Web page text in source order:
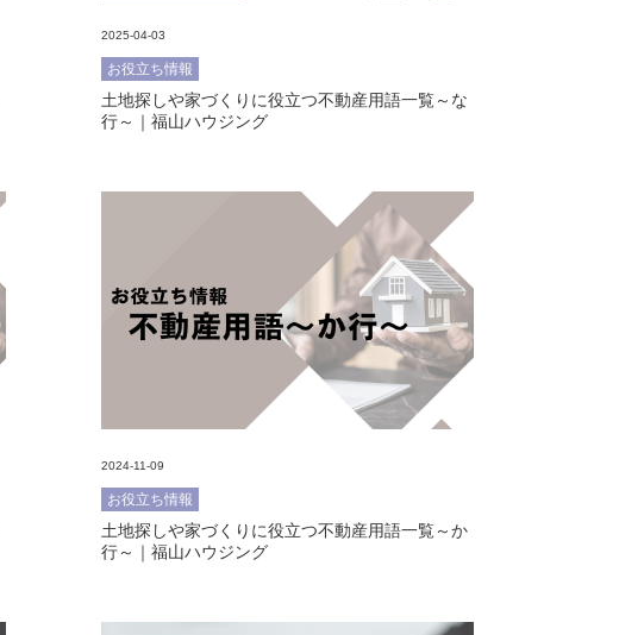
2025-04-03
お役立ち情報
土地探しや家づくりに役立つ不動産用語一覧～な
行～｜福山ハウジング
2024-11-09
お役立ち情報
土地探しや家づくりに役立つ不動産用語一覧～か
行～｜福山ハウジング